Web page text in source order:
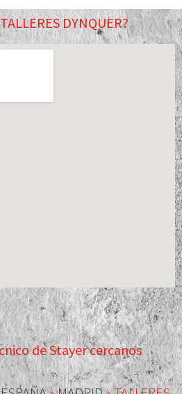
DYNQUER?
de Stayer cercanos